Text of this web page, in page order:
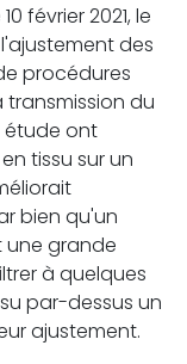
février 2021, le
des
procédures
du
étude ont
tissu sur un
bien qu'un
grande
à quelques
par-dessus un
ajustement.